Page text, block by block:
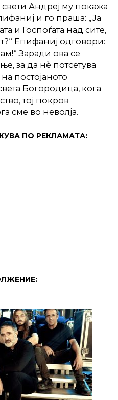
свети Андреј му покажа
и го праша: „Ја
и Госпоѓата над сите,
Епифаниј одговори:
Заради ова се
за да нè потсетува
постојаното
Богородица, кога
тој покров
сме во неволја.
ПО РЕКЛАМАТА: